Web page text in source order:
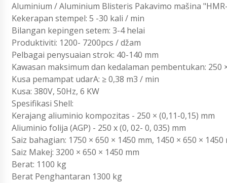
Aluminium / Aluminium Blisteris Pakavimo mašina
Kekerapan stempel: 5 -30 kali / min
Bilangan kepingen setem: 3-4 helai
Produktiviti: 1200- 7200pcs / džam
Pelbagai penysuaian strok: 40-140 mm
Kawasan maksimum dan kedalaman pembentukan: 250
Kusa pemampat udarA: ≥ 0,38 m3 / min
Kusa: 380V, 50Hz, 6 KW
Spesifikasi Shell:
Kerajang aliuminio kompozitas - 250 × (0,11-0,15) mm
Aliuminio folija (AGP) - 250 x (0, 02- 0, 035) mm
Saiz bahagian: 1750 × 650 × 1450 mm, 1450 × 650 × 1450
Saiz Makej: 3200 × 650 × 1450 mm
Berat: 1100 kg
Berat Penghantaran 1300 kg